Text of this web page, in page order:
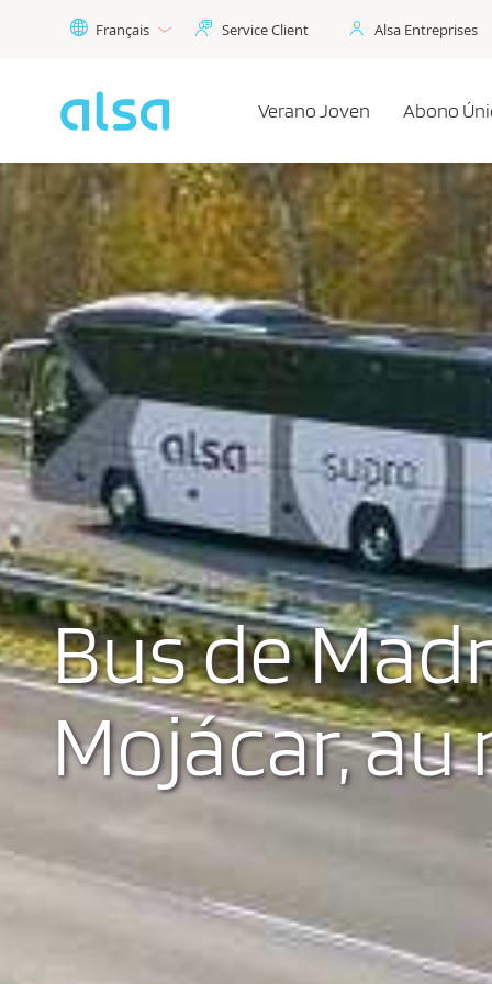
Saut au contenu principal
Français Service Client Alsa Entreprises
Verano Joven Abono
Bus de
Mojácar,